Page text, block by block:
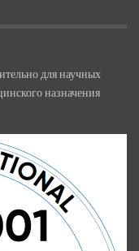
для научных
назначения